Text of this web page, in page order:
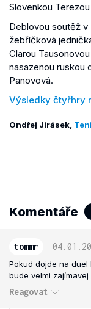
Slovenkou
Deblovou soutěž
žebříčková
Clarou
nasazenou ruskou
Panovová.
Výsledky čtyřhry
Ondřej Jirásek,
Komentáře
tommr
Pokud dojde na
bude velmi zajímavej
Reagovat